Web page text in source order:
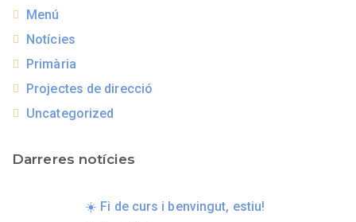
Menú
Notícies
Primària
Projectes de direcció
Uncategorized
Darreres notícies
☀️ Fi de curs i benvingut, estiu!